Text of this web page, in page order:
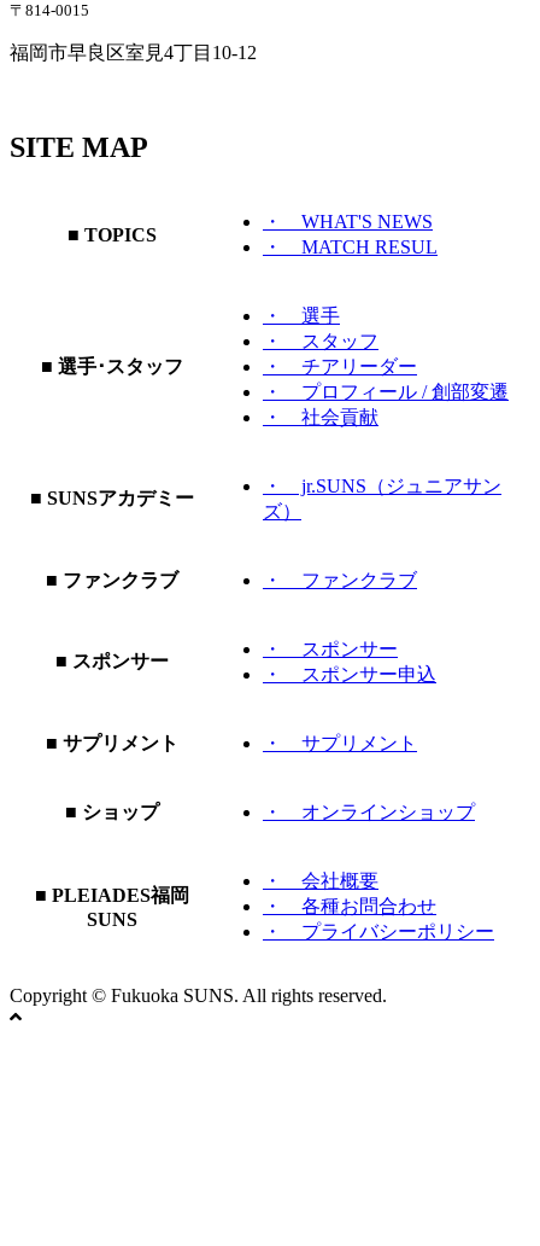
〒814-0015
福岡市早良区室見4丁目10-12
SITE MAP
■ TOPICS
・ WHAT'S NEWS
・ MATCH RESUL
■ 選手･スタッフ
・ 選手
・ スタッフ
・ チアリーダー
・ プロフィール / 創部変遷
・ 社会貢献
■ SUNSアカデミー
・ jr.SUNS（ジュニアサン
ズ）
■ ファンクラブ ・ ファンクラブ
■ スポンサー
・ スポンサー
・ スポンサー申込
■ サプリメント ・ サプリメント
■ ショップ ・ オンラインショップ
■ PLEIADES福岡
SUNS
・ 会社概要
・ 各種お問合わせ
・ プライバシーポリシー
Copyright © Fukuoka SUNS. All rights reserved.